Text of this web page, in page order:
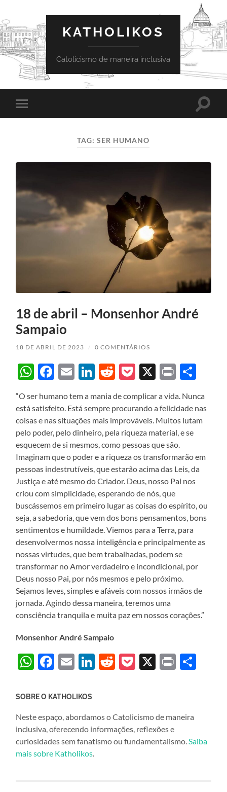
KATHOLIKOS
Catolicismo de maneira inclusiva
Toggle
mobile
Toggle
TAG:SER HUMANO
18 de abril – Monsenhor André
Sampaio
18 DE ABRIL DE 2023 / 0 COMENTÁRIOS
WhatsApp
Facebook
EmailLinkedIn
Reddit
Pocket
X Print
“O ser humano tem a mania de complicar a vida. Nunca
está satisfeito. Está sempre procurando a felicidade nas
coisas e nas situações mais improváveis. Muitos lutam
pelo poder, pelo dinheiro, pela riqueza material, e se
esquecem de si mesmos, como pessoas que são.
Imaginam que o poder e a riqueza os transformarão em
pessoas indestrutíveis, que estarão acima das Leis, da
Justiça e até mesmo do Criador. Deus, nosso Pai nos
criou com simplicidade, esperando de nós, que
buscássemos em primeiro lugar as coisas do espírito, ou
seja, a sabedoria, que vem dos bons pensamentos, bons
sentimentos e humildade. Viemos para a Terra, para
desenvolvermos nossa inteligência e principalmente as
nossas virtudes, que bem trabalhadas, podem se
transformar no Amor verdadeiro e incondicional, por
Deus nosso Pai, por nós mesmos e pelo próximo.
Sejamos leves, simples e afáveis com nossos irmãos de
jornada. Agindo dessa maneira, teremos uma
consciência tranquila e muita paz em nossos corações.”
Monsenhor André Sampaio
WhatsApp
Facebook
EmailLinkedIn
Reddit
Pocket
X Print
SOBRE O KATHOLIKOS
Neste espaço, abordamos o Catolicismo de maneira
inclusiva, oferecendo informações, reflexões e
curiosidades sem fanatismo ou fundamentalismo. Saiba
mais sobre Katholikos